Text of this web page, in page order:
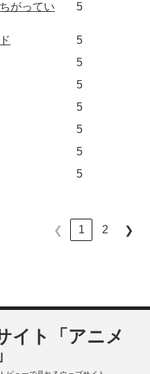
がってい
5
5
5
5
5
5
5
5
❮ 1 2 ❯
イト「アニメ